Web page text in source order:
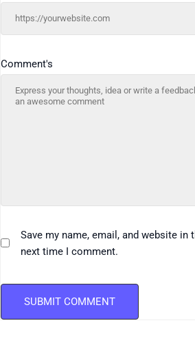
Comment's
Save my name, email, and website in
next time I comment.